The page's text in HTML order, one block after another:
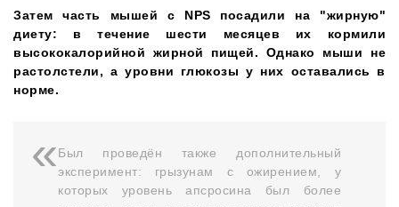
Затем часть мышей с NPS посадили на "жирную"
диету: в течение шести месяцев их кормили
высококалорийной жирной пищей. Однако мыши не
растолстели, а уровни глюкозы у них оставались в
норме.
Был проведён также дополнительный
эксперимент: грызунам с ожирением, у
которых уровень апсросина был более